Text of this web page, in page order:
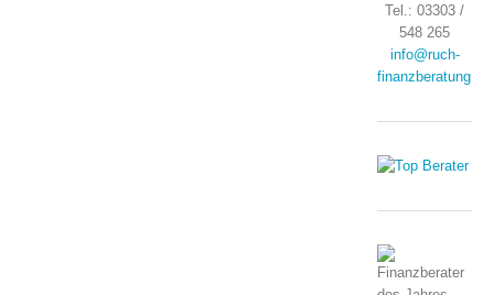
Tel.: 03303 /
548 265
info@ruch-
finanzberatung.de